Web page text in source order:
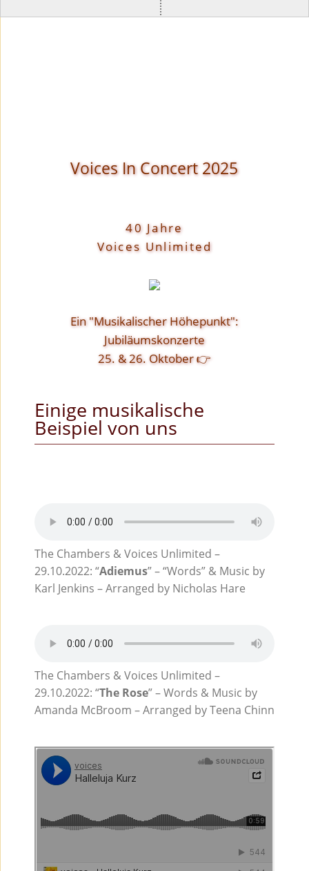
Voices In Concert 2025
40 Jahre
Voices Unlimited
Ein "Musikalischer Höhepunkt":
Jubiläumskonzerte
25. & 26. Oktober 👉
Einige musikalische
Beispiel von uns
The Chambers & Voices Unlimited –
29.10.2022: “Adiemus” – “Words” & Music by
Karl Jenkins – Arranged by Nicholas Hare
The Chambers & Voices Unlimited –
29.10.2022: “The Rose” – Words & Music by
Amanda McBroom – Arranged by Teena Chinn